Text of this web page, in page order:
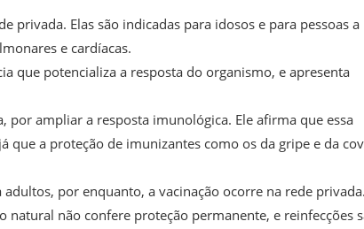
privada. Elas são indicadas para idosos e para pessoas a
e cardíacas.
que potencializa a resposta do organismo, e apresenta
por ampliar a resposta imunológica. Ele afirma que essa
a proteção de imunizantes como os da gripe e da
adultos, por enquanto, a vacinação ocorre na rede privada.
natural não confere proteção permanente, e reinfecções